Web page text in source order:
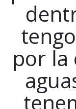
por la